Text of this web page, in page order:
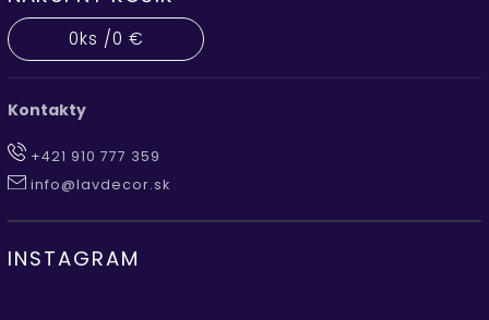
0ks /0 €
Kontakty
+421 910 777 359
info@lavdecor.sk
INSTAGRAM